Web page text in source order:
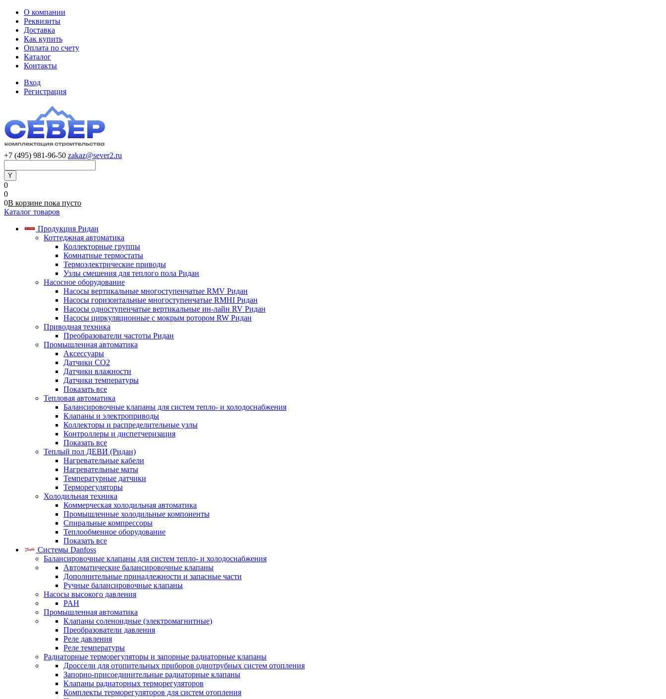
О компании
Реквизиты
Доставка
Как купить
Оплата по счету
Каталог
Контакты
Вход
Регистрация
+7 (495) 981-96-50 zakaz@sever2.ru
0
0
0В корзине пока пусто
Каталог товаров
Продукция Ридан
Коттеджная автоматика
Коллекторные группы
Комнатные термостаты
Термоэлектрические приводы
Узлы смешения для теплого пола Ридан
Насосное оборудование
Насосы вертикальные многоступенчатые RMV Ридан
Насосы горизонтальные многоступенчатые RMHI Ридан
Насосы одноступенчатые вертикальные ин-лайн RV Ридан
Насосы циркуляционные с мокрым ротором RW Ридан
Приводная техника
Преобразователи частоты Ридан
Промышленная автоматика
Аксессуары
Датчики CO2
Датчики влажности
Датчики температуры
Показать все
Тепловая автоматика
Балансировочные клапаны для систем тепло- и холодоснабжения
Клапаны и электроприводы
Коллекторы и распределительные узлы
Контроллеры и диспетчеризация
Показать все
Теплый пол ДЕВИ (Ридан)
Нагревательные кабели
Нагревательные маты
Температурные датчики
Терморегуляторы
Холодильная техника
Коммерческая холодильная автоматика
Промышленные холодильные компоненты
Спиральные компрессоры
Теплообменное оборудование
Показать все
Системы Danfoss
Балансировочные клапаны для систем тепло- и холодоснабжения
Автоматические балансировочные клапаны
Дополнительные принадлежности и запасные части
Ручные балансировочные клапаны
Насосы высокого давления
PAH
Промышленная автоматика
Клапаны соленоидные (электромагнитные)
Преобразователи давления
Реле давления
Реле температуры
Радиаторные терморегуляторы и запорные радиаторные клапаны
Дроссели для отопительных приборов однотрубных систем отопления
Запорно-присоединительные радиаторные клапаны
Клапаны радиаторных терморегуляторов
Комплекты терморегуляторов для систем отопления